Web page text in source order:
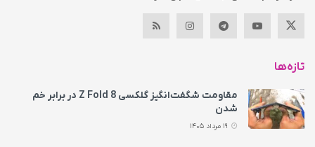
تازه‌ها
مقاومت شگفت‌انگیز گلکسی Z Fold 8 در برابر خم
شدن